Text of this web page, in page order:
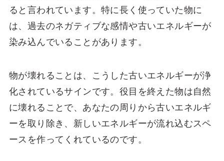
ると言われています。特に長く使っていた物に
は、過去のネガティブな感情や古いエネルギーが
染み込んでいることがあります。
物が壊れることは、こうした古いエネルギーが浄
化されているサインです。役目を終えた物は自然
に壊れることで、あなたの周りから古いエネルギ
ーを取り除き、新しいエネルギーが流れ込むスペ
ースを作ってくれているのです。